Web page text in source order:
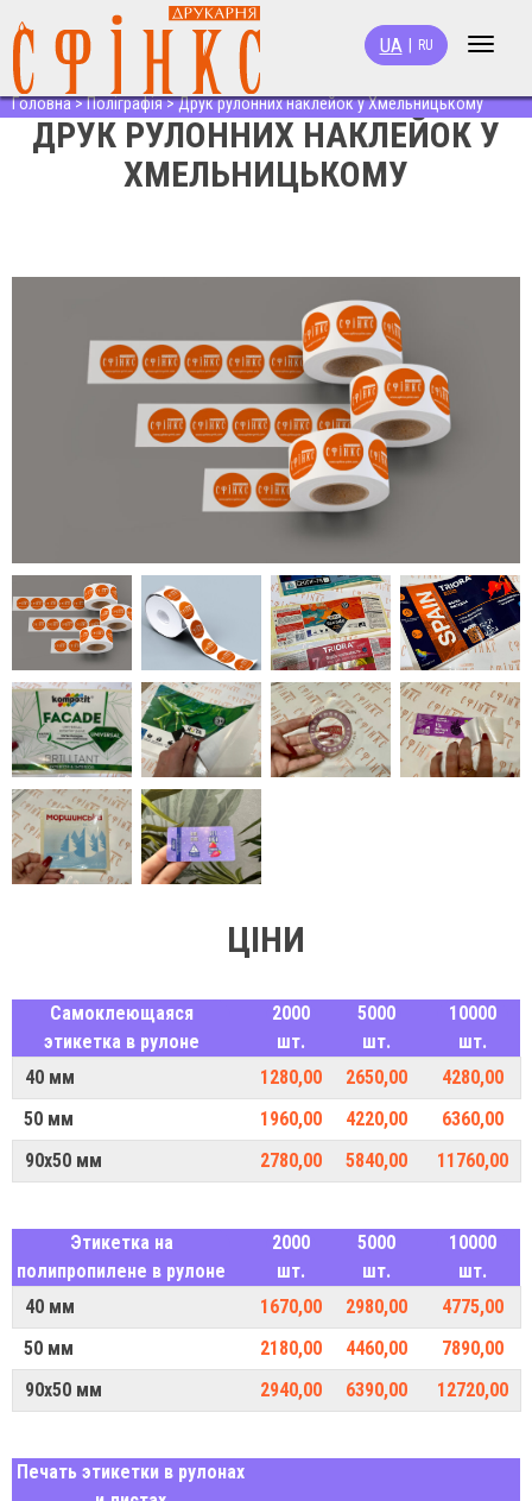
Toggle
UA RU
Головна>Поліграфія>Друк рулонних наклейок у Хмельницькому
ДРУК РУЛОННИХ НАКЛЕЙОК У
ХМЕЛЬНИЦЬКОМУ
ЦІНИ
Самоклеющаяся
этикетка в рулоне
2000
шт.
5000
шт.
10000
шт.
40 мм
1280,00 2650,00
4280,00
50 мм
1960,00 4220,00
6360,00
90х50 мм
2780,00 5840,00 11760,00
Этикетка на
полипропилене в рулоне
2000
шт.
5000
шт.
10000
шт.
40 мм
1670,00 2980,00
4775,00
50 мм
2180,00 4460,00
7890,00
90х50 мм
2940,00 6390,00 12720,00
Печать этикетки в рулонах